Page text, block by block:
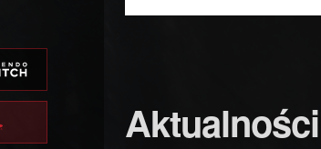
Aktualności